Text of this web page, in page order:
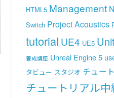
HTML5 Management
Switch Project Acoustics
tutorial UE4 UE5
養成講座 Unreal Engine 5
タビュー スタジオ チュー
チュートリアル